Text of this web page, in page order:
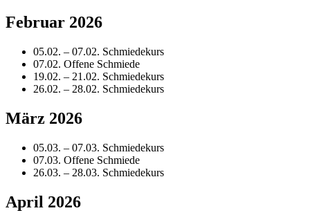
Februar 2026
05.02. – 07.02. Schmiedekurs
07.02. Offene Schmiede
19.02. – 21.02. Schmiedekurs
26.02. – 28.02. Schmiedekurs
März 2026
05.03. – 07.03. Schmiedekurs
07.03. Offene Schmiede
26.03. – 28.03. Schmiedekurs
April 2026